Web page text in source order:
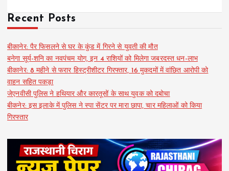
Recent Posts
बीकानेर: पैर फिसलने से घर के कुंड में गिरने से युवती की मौत
बनेगा सूर्य-शनि का नवपंचम योग, इन 4 राशियों को मिलेगा जबरदस्त धन-लाभ
बीकानेर: 8 महीने से फरार हिस्ट्रीशीटर गिरफ्तार, 16 मुकदमों में वांछित आरोपी को
वाहन सहित पकड़ा
जेएनवीसी पुलिस ने हथियार और कारतूसों के साथ युवक को दबोचा
बीकनेर: इस इलाके में पुलिस ने स्पा सेंटर पर मारा छापा, चार महिलाओं को किया
गिरफ्तार